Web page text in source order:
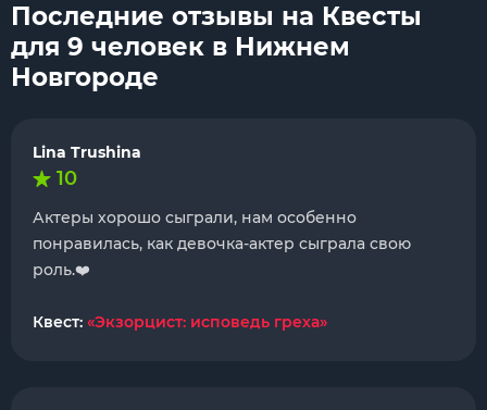
Последние отзывы на Квесты
для 9 человек в Нижнем
Новгороде
Lina Trushina
10
Актеры хорошо сыграли, нам особенно
понравилась, как девочка-актер сыграла свою
роль.❤️
Квест: «Экзорцист: исповедь греха»